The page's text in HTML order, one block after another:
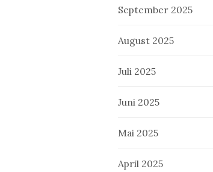
September 2025
August 2025
Juli 2025
Juni 2025
Mai 2025
April 2025